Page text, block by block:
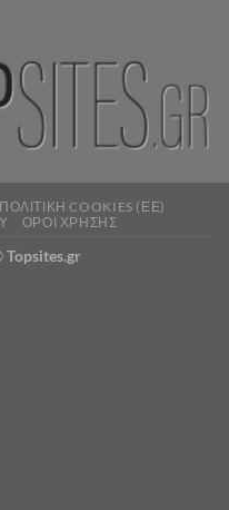
ΠΟΛΙΤΙΚΉ COOKIES (ΕΕ)
ΌΡΟΙ ΧΡΉΣΗΣ
Topsites.gr